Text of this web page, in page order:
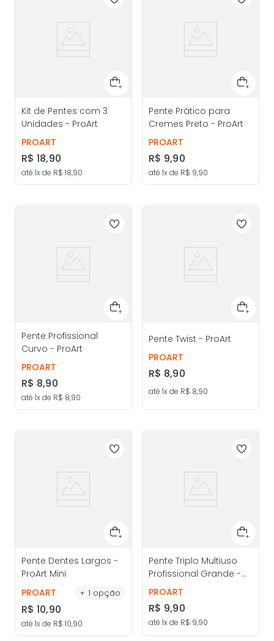
Kit de Pentes com 3
Unidades - ProArt
PROART
R$ 18,90
até 1x de R$ 18,90
Pente Prático para
Cremes Preto - ProArt
PROART
R$ 9,90
até 1x de R$ 9,90
Pente Profissional
Curvo - ProArt
PROART
R$ 8,90
até 1x de R$ 8,90
Pente Twist - ProArt
PROART
R$ 8,90
até 1x de R$ 8,90
Pente Dentes Largos -
ProArt Mini
PROART
+ 1 opção
R$ 10,90
até 1x de R$ 10,90
Pente Triplo Multiuso
Profissional Grande -
ProArt
PROART
R$ 9,90
até 1x de R$ 9,90